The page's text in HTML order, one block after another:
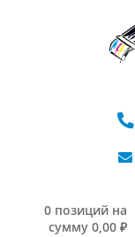
0 позиций на
сумму 0,00 ₽